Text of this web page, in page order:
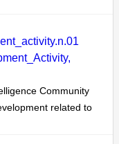
Community
related to